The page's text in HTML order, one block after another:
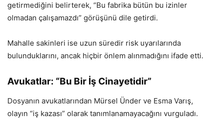
getirmediğini belirterek, “Bu fabrika bütün bu izinler
olmadan çalışamazdı” görüşünü dile getirdi.
Mahalle sakinleri ise uzun süredir risk uyarılarında
bulunduklarını, ancak hiçbir önlem alınmadığını ifade etti.
Avukatlar: “Bu Bir İş Cinayetidir”
Dosyanın avukatlarından Mürsel Ünder ve Esma Varış,
olayın “iş kazası” olarak tanımlanamayacağını vurguladı.